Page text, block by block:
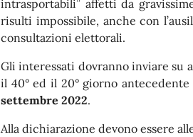
intrasportabili” affetti da
risulti impossibile, anche con
consultazioni elettorali.
Gli interessati dovranno inviare su
il 40° ed il 20° giorno
settembre 2022.
Alla dichiarazione devono essere